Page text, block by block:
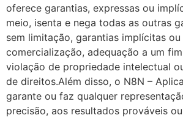
oferece garantias, expressas ou
meio, isenta e nega todas as outras
sem limitação, garantias implícitas
comercialização, adequação a um
violação de propriedade intelectual
de direitos.Além disso, o N8N –
garante ou faz qualquer
precisão, aos resultados prováveis